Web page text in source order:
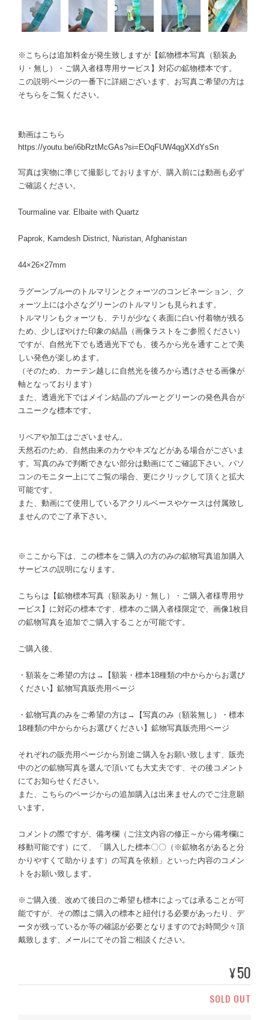
※こちらは追加料金が発生致しますが【鉱物標本写真（額装あ
り・無し）・ご購入者様専用サービス】対応の鉱物標本です。
この説明ページの一番下に詳細ございます、お写真ご希望の方は
そちらをご覧ください。
動画はこちら
https://youtu.be/i6bRztMcGAs?si=EOqFUW4qgXXdYsSn
写真は実物に準じて撮影しておりますが、購入前には動画も必ず
ご確認ください。
Tourmaline var. Elbaite with Quartz
Paprok, Kamdesh District, Nuristan, Afghanistan
44×26×27mm
ラグーンブルーのトルマリンとクォーツのコンビネーション、ク
ォーツ上には小さなグリーンのトルマリンも見られます。
トルマリンもクォーツも、テリが少なく表面に白い付着物が残る
ため、少しぼやけた印象の結晶（画像ラストをご参照ください）
ですが、自然光下でも透過光下でも、後ろから光を通すことで美
しい発色が楽しめます。
（そのため、カーテン越しに自然光を後ろから透けさせる画像が
軸となっております）
また、透過光下ではメイン結晶のブルーとグリーンの発色具合が
ユニークな標本です。
リペアや加工はございません。
天然石のため、自然由来のカケやキズなどがある場合がございま
す。写真のみで判断できない部分は動画にてご確認下さい。パソ
コンのモニター上にてご覧の場合、更にクリックして頂くと拡大
可能です。
また、動画にて使用しているアクリルベースやケースは付属致し
ませんのでご了承下さい。
※ここから下は、この標本をご購入の方のみの鉱物写真追加購入
サービスの説明になります。
こちらは【鉱物標本写真（額装あり・無し）・ご購入者様専用サ
ービス】に対応の標本です、標本のご購入者様限定で、画像1枚目
の鉱物写真を追加でご購入することが可能です。
ご購入後、
・額装をご希望の方は→【額装・標本18種類の中からからお選び
ください】鉱物写真販売用ページ
・鉱物写真のみをご希望の方は→【写真のみ（額装無し）・標本
18種類の中からからお選びください】鉱物写真販売用ページ
それぞれの販売用ページから別途ご購入をお願い致します、販売
中のどの鉱物写真を選んで頂いても大丈夫です、その後コメント
にてお知らせください。
また、こちらのページからの追加購入は出来ませんのでご注意願
います。
コメントの際ですが、備考欄（ご注文内容の修正～から備考欄に
移動可能です）にて、「購入した標本〇〇（※鉱物名があると分
かりやすくて助かります）の写真を依頼」といった内容のコメン
トをお願い致します。
※ご購入後、改めて後日のご希望も標本によっては承ることが可
能ですが、その際はご購入の標本と紐付ける必要があったり、デ
ータが残っているか等の確認が必要となりますのでお時間少々頂
戴致します、メールにてその旨ご相談ください。
¥50
SOLD OUT